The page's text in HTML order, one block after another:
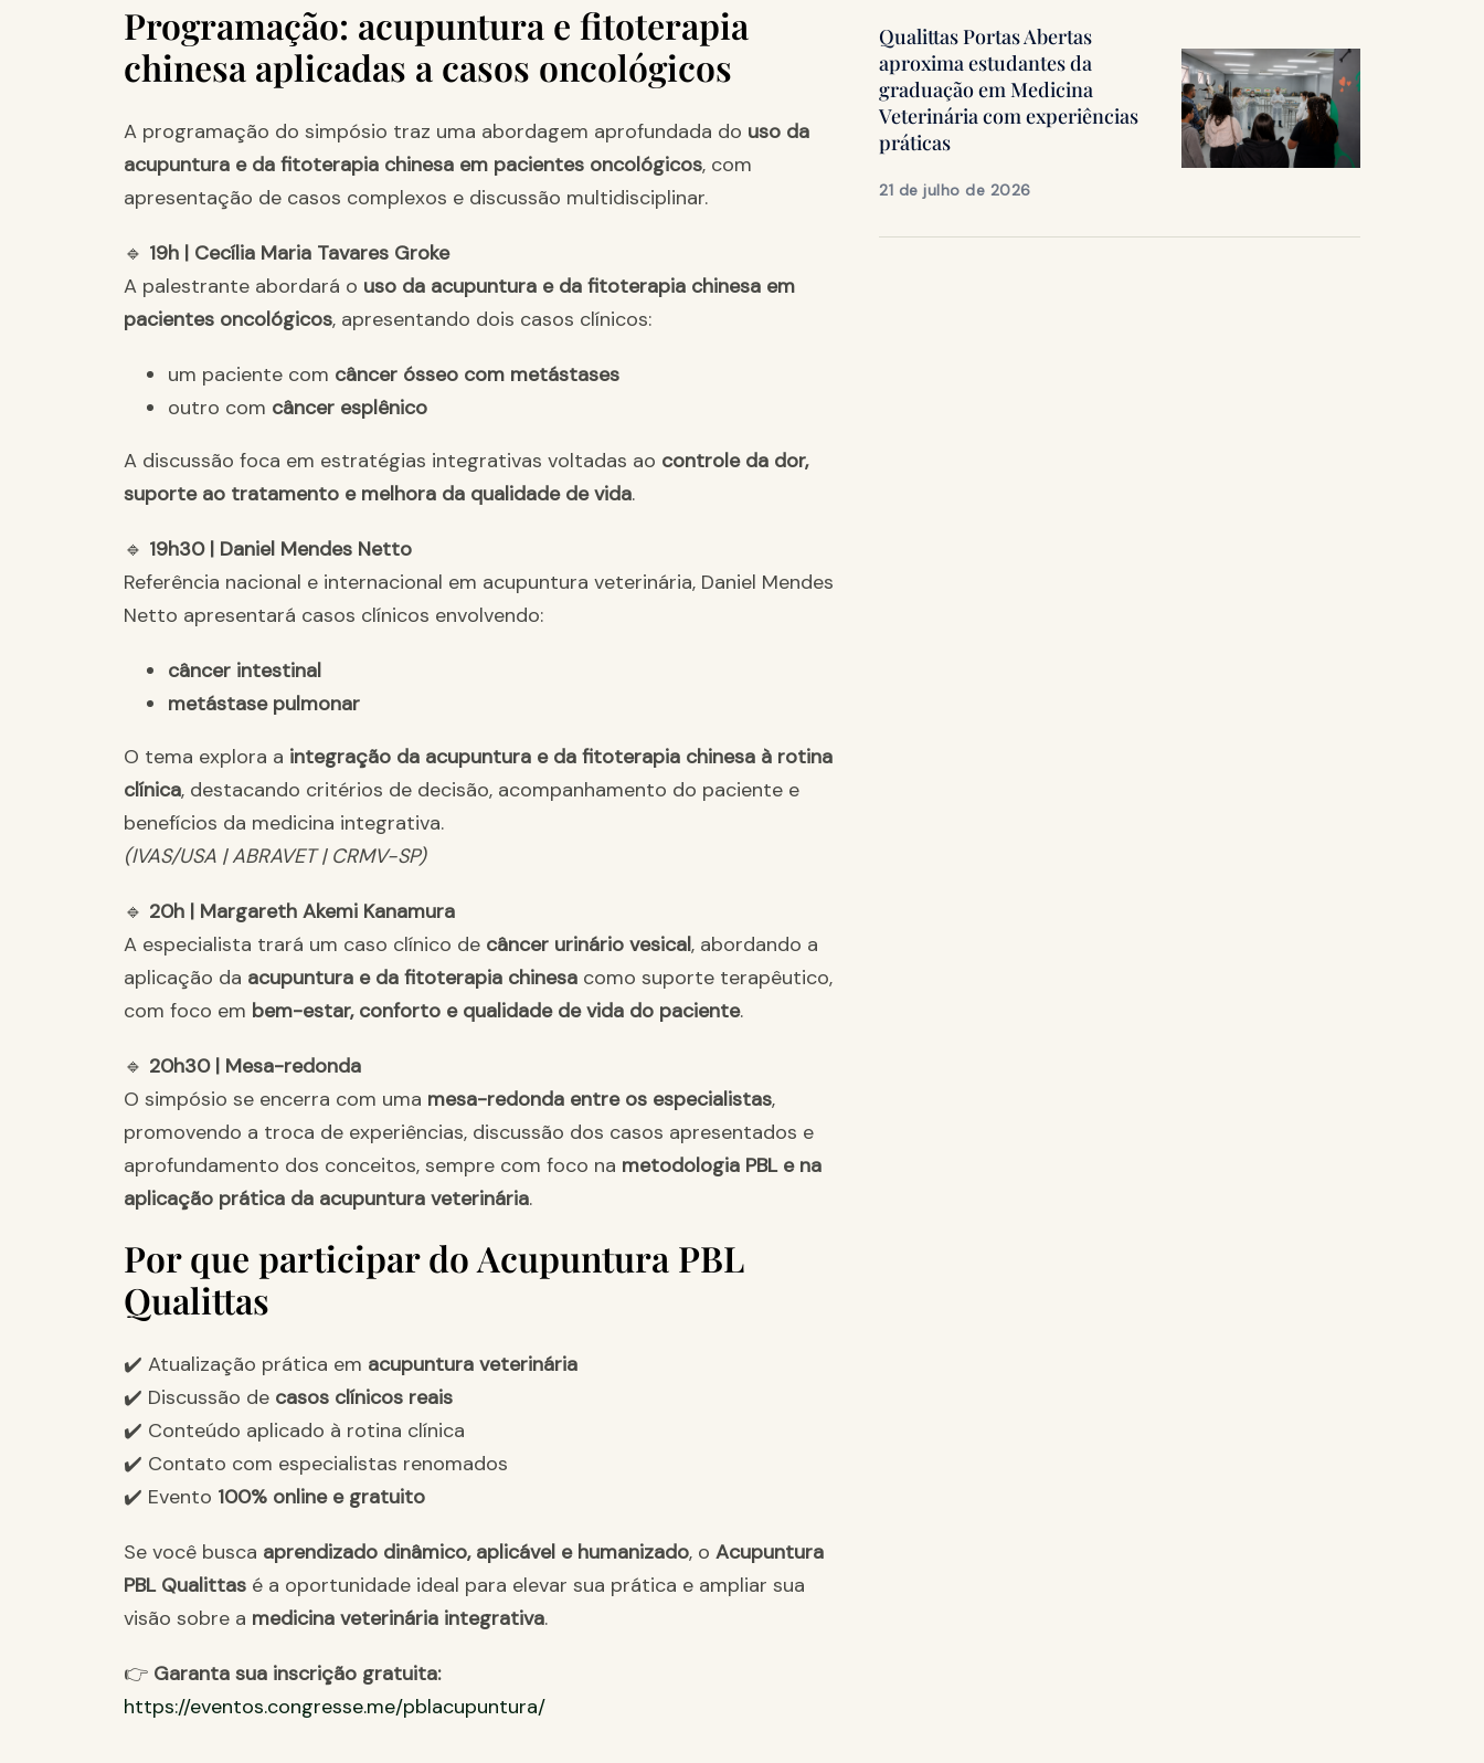
Programação: acupuntura e fitoterapia
chinesa aplicadas a casos oncológicos
A programação do simpósio traz uma abordagem aprofundada do uso da
acupuntura e da fitoterapia chinesa em pacientes oncológicos, com
apresentação de casos complexos e discussão multidisciplinar.
🔹 19h | Cecília Maria Tavares Groke
A palestrante abordará o uso da acupuntura e da fitoterapia chinesa em
pacientes oncológicos, apresentando dois casos clínicos:
um paciente com câncer ósseo com metástases
outro com câncer esplênico
A discussão foca em estratégias integrativas voltadas ao controle da dor,
suporte ao tratamento e melhora da qualidade de vida.
🔹 19h30 | Daniel Mendes Netto
Referência nacional e internacional em acupuntura veterinária, Daniel Mendes
Netto apresentará casos clínicos envolvendo:
câncer intestinal
metástase pulmonar
O tema explora a integração da acupuntura e da fitoterapia chinesa à rotina
clínica, destacando critérios de decisão, acompanhamento do paciente e
benefícios da medicina integrativa.
(IVAS/USA | ABRAVET | CRMV-SP)
🔹 20h | Margareth Akemi Kanamura
A especialista trará um caso clínico de câncer urinário vesical, abordando a
aplicação da acupuntura e da fitoterapia chinesa como suporte terapêutico,
com foco em bem-estar, conforto e qualidade de vida do paciente.
🔹 20h30 | Mesa-redonda
O simpósio se encerra com uma mesa-redonda entre os especialistas,
promovendo a troca de experiências, discussão dos casos apresentados e
aprofundamento dos conceitos, sempre com foco na metodologia PBL e na
aplicação prática da acupuntura veterinária.
Por que participar do Acupuntura PBL
Qualittas
✔️ Atualização prática em acupuntura veterinária
✔️ Discussão de casos clínicos reais
✔️ Conteúdo aplicado à rotina clínica
✔️ Contato com especialistas renomados
✔️ Evento 100% online e gratuito
Se você busca aprendizado dinâmico, aplicável e humanizado, o Acupuntura
PBL Qualittas é a oportunidade ideal para elevar sua prática e ampliar sua
visão sobre a medicina veterinária integrativa.
👉 Garanta sua inscrição gratuita:
https://eventos.congresse.me/pblacupuntura/
Qualittas Portas Abertas
aproxima estudantes da
graduação em Medicina
Veterinária com experiências
práticas
21 de julho de 2026